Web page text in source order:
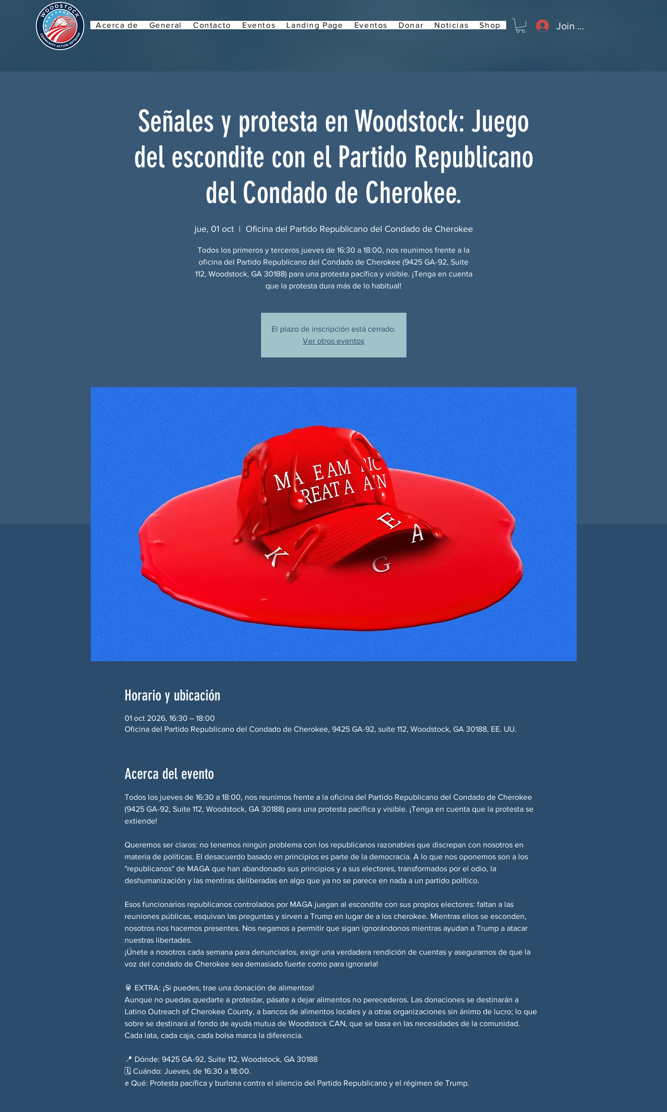
Acerca de General Contacto Eventos Landing Page Eventos Donar Noticias Shop Join or Log In
Señales y protesta en Woodstock: Juego
del escondite con el Partido Republicano
del Condado de Cherokee.
jue, 01 oct
  |
Oficina del Partido Republicano del Condado de Cherokee
Todos los primeros y terceros jueves de 16:30 a 18:00, nos reunimos frente a la
oficina del Partido Republicano del Condado de Cherokee (9425 GA-92, Suite
112, Woodstock, GA 30188) para una protesta pacífica y visible. ¡Tenga en cuenta
que la protesta dura más de lo habitual!
El plazo de inscripción está cerrado.
Ver otros eventos
Horario y ubicación
01 oct 2026, 16:30 – 18:00
Oficina del Partido Republicano del Condado de Cherokee, 9425 GA-92, suite 112, Woodstock, GA 30188, EE. UU.
Acerca del evento
Todos los jueves de 16:30 a 18:00, nos reunimos frente a la oficina del Partido Republicano del Condado de Cherokee
(9425 GA-92, Suite 112, Woodstock, GA 30188) para una protesta pacífica y visible. ¡Tenga en cuenta que la protesta se
extiende!
Queremos ser claros: no tenemos ningún problema con los republicanos razonables que discrepan con nosotros en
materia de políticas. El desacuerdo basado en principios es parte de la democracia. A lo que nos oponemos son a los
"republicanos" de MAGA que han abandonado sus principios y a sus electores, transformados por el odio, la
deshumanización y las mentiras deliberadas en algo que ya no se parece en nada a un partido político.
Esos funcionarios republicanos controlados por MAGA juegan al escondite con sus propios electores: faltan a las
reuniones públicas, esquivan las preguntas y sirven a Trump en lugar de a los cherokee. Mientras ellos se esconden,
nosotros nos hacemos presentes. Nos negamos a permitir que sigan ignorándonos mientras ayudan a Trump a atacar
nuestras libertades.
¡Únete a nosotros cada semana para denunciarlos, exigir una verdadera rendición de cuentas y asegurarnos de que la
voz del condado de Cherokee sea demasiado fuerte como para ignorarla!
🥫 EXTRA: ¡Si puedes, trae una donación de alimentos!
Aunque no puedas quedarte a protestar, pásate a dejar alimentos no perecederos. Las donaciones se destinarán a
Latino Outreach of Cherokee County, a bancos de alimentos locales y a otras organizaciones sin ánimo de lucro; lo que
sobre se destinará al fondo de ayuda mutua de Woodstock CAN, que se basa en las necesidades de la comunidad.
Cada lata, cada caja, cada bolsa marca la diferencia.
📍 Dónde: 9425 GA-92, Suite 112, Woodstock, GA 30188
🗓️ Cuándo: Jueves, de 16:30 a 18:00.
✊ Qué: Protesta pacífica y burlona contra el silencio del Partido Republicano y el régimen de Trump.